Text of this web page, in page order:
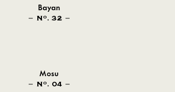
Bayan
NO . 32
Mosu
NO . 04